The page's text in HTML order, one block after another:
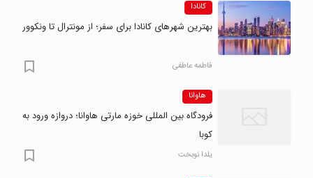
کانادا
بهترین شهرهای کانادا برای سفر؛ از مونترال تا ونکوور
فاطمه عاطفی
هاوانا
فرودگاه بین المللی خوزه مارتی هاوانا؛ دروازه ورود به
کوبا
یلدا نوبخت